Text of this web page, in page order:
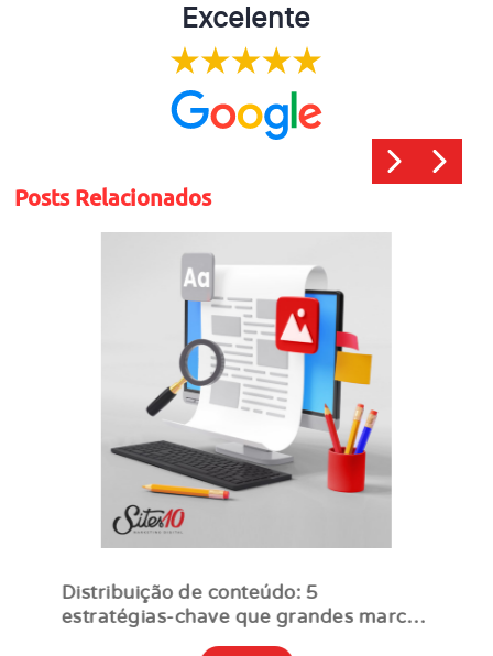
Excelente
Posts Relacionados
Distribuição de conteúdo: 5
estratégias-chave que grandes marcas